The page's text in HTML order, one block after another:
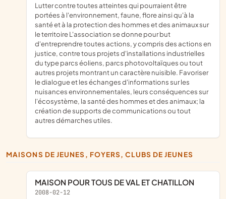
Lutter contre toutes atteintes qui pourraient être
portées à l'environnement, faune, flore ainsi qu'à la
santé et à la protection des hommes et des animaux sur
le territoire L'association se donne pour but
d'entreprendre toutes actions, y compris des actions en
justice, contre tous projets d'installations industrielles
du type parcs éoliens, parcs photovoltaïques ou tout
autres projets montrant un caractère nuisible. Favoriser
le dialogue et les échanges d'informations sur les
nuisances environnementales, leurs conséquences sur
l'écosystème, la santé des hommes et des animaux; la
création de supports de communications ou tout
autres démarches utiles.
MAISONS DE JEUNES, FOYERS, CLUBS DE JEUNES
MAISON POUR TOUS DE VAL ET CHATILLON
2008-02-12